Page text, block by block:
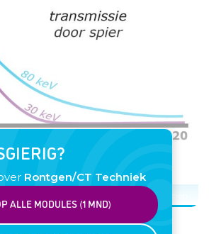
Klik op afbeelding om overlay te zien
Rontgen/CT Techniek
ALLE MODULES (1 MND)